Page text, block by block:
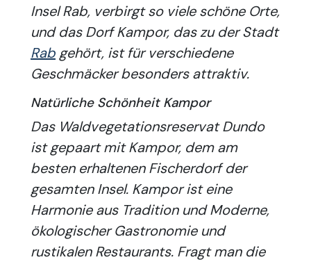
Insel Rab, verbirgt so viele schöne Orte,
und das Dorf Kampor, das zu der Stadt
Rab gehört, ist für verschiedene
Geschmäcker besonders attraktiv.
Natürliche Schönheit Kampor
Das Waldvegetationsreservat Dundo
ist gepaart mit Kampor, dem am
besten erhaltenen Fischerdorf der
gesamten Insel. Kampor ist eine
Harmonie aus Tradition und Moderne,
ökologischer Gastronomie und
rustikalen Restaurants. Fragt man die